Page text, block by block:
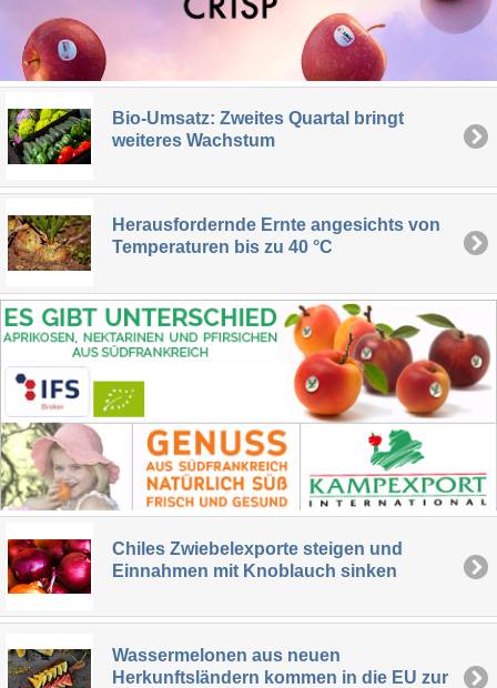
Bio-Umsatz: Zweites Quartal bringt
weiteres Wachstum
Herausfordernde Ernte angesichts von
Temperaturen bis zu 40 °C
Chiles Zwiebelexporte steigen und
Einnahmen mit Knoblauch sinken
Wassermelonen aus neuen
Herkunftsländern kommen in die EU zur